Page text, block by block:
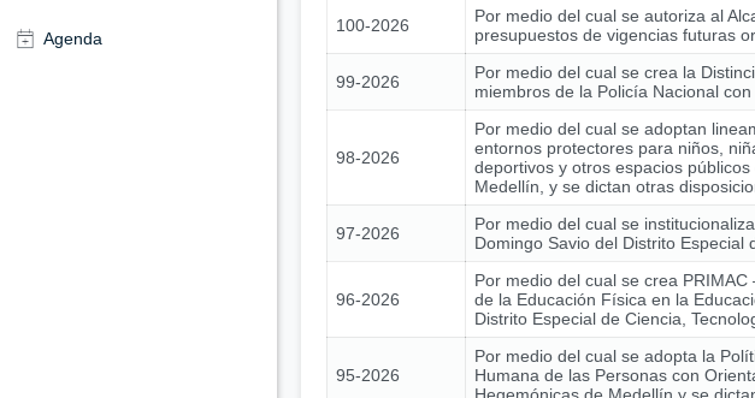
Agenda
100-2026
Por medio del cual se autoriza al
presupuestos de vigencias futuras
99-2026
Por medio del cual se crea la
miembros de la Policía Nacional
98-2026
Por medio del cual se adoptan
entornos protectores para niños,
deportivos y otros espacios
Medellín, y se dictan otras
97-2026
Por medio del cual se
Domingo Savio del Distrito
96-2026
Por medio del cual se crea
de la Educación Física en la
Distrito Especial de Ciencia,
95-2026
Por medio del cual se adopta la
Humana de las Personas con